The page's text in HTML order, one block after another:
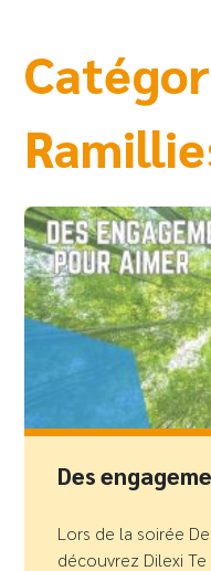
Des
Lors de la soirée
découvrez Dilexi